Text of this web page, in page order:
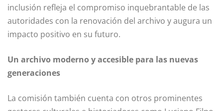
inclusión refleja el compromiso inquebrantable de las
autoridades con la renovación del archivo y augura un
impacto positivo en su futuro.
Un archivo moderno y accesible para las nuevas
generaciones
La comisión también cuenta con otros prominentes